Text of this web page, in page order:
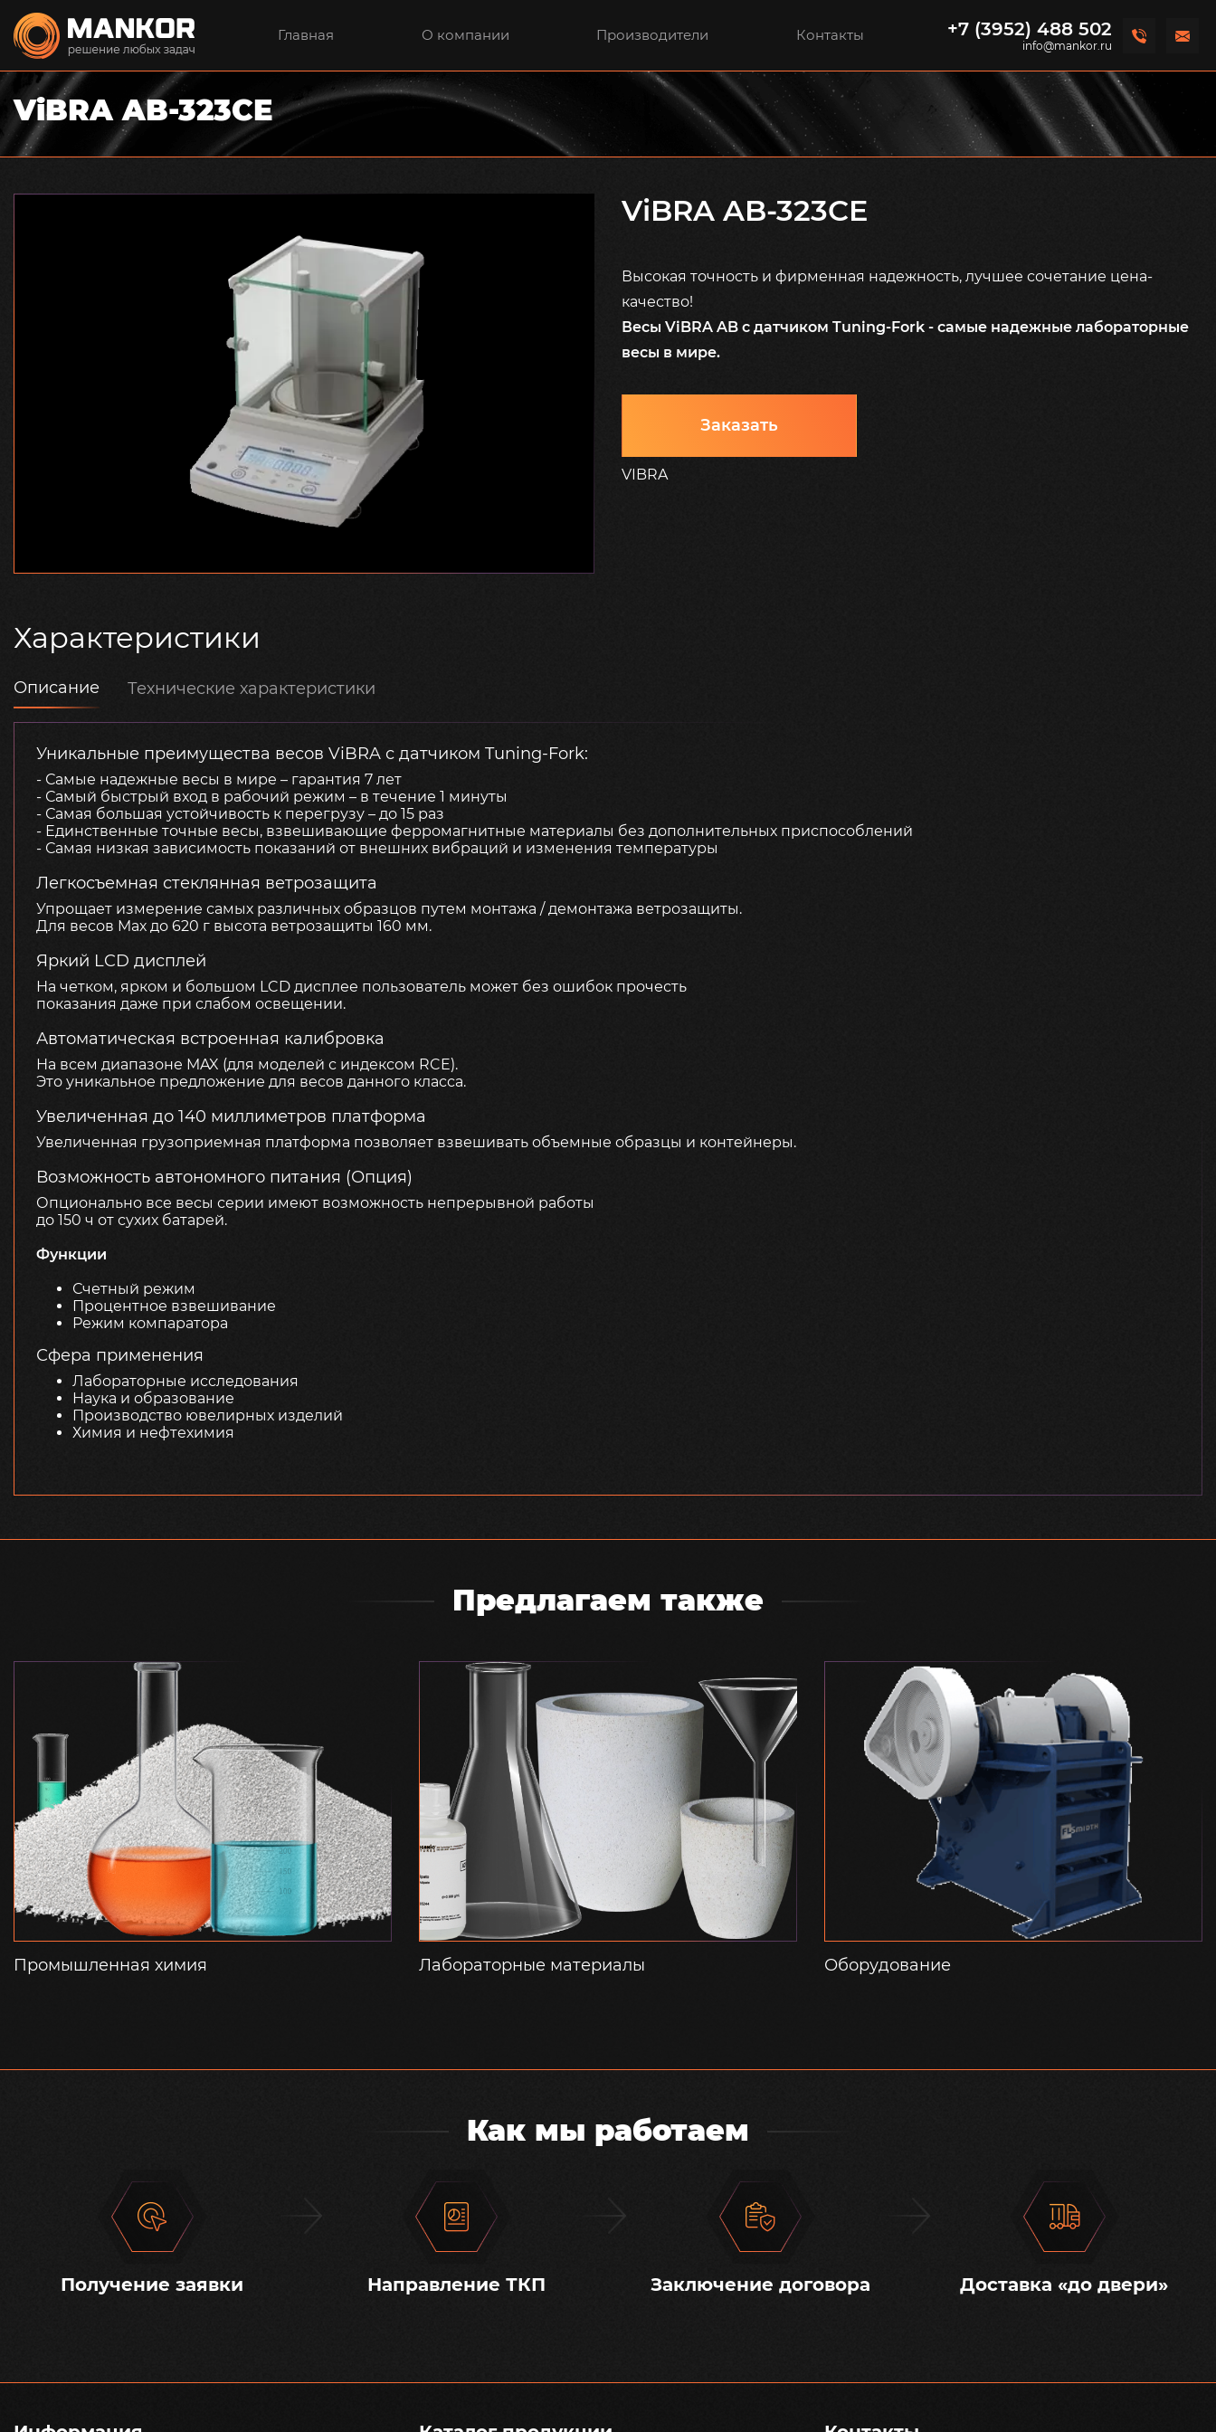
Главная О компании Производители Контакты +7 (3952) 488 502
info@mankor.ru
ViBRA AB-323CE
ViBRA AB-323CE
Высокая точность и фирменная надежность, лучшее сочетание цена-
качество!
Весы ViBRA AB с датчиком Tuning-Fork - самые надежные лабораторные
весы в мире.
Заказать
VIBRA
Характеристики
Описание Технические характеристики
Уникальные преимущества весов ViBRA с датчиком Tuning-Fork:
- Самые надежные весы в мире – гарантия 7 лет
- Самый быстрый вход в рабочий режим – в течение 1 минуты
- Самая большая устойчивость к перегрузу – до 15 раз
- Единственные точные весы, взвешивающие ферромагнитные материалы без дополнительных приспособлений
- Самая низкая зависимость показаний от внешних вибраций и изменения температуры
Легкосъемная стеклянная ветрозащита
Упрощает измерение самых различных образцов путем монтажа / демонтажа ветрозащиты.
Для весов Mах до 620 г высота ветрозащиты 160 мм.
Яркий LCD дисплей
На четком, ярком и большом LCD дисплее пользователь может без ошибок прочесть
показания даже при слабом освещении.
Автоматическая встроенная калибровка
На всем диапазоне MAX (для моделей с индексом RCE).
Это уникальное предложение для весов данного класса.
Увеличенная до 140 миллиметров платформа
Увеличенная грузоприемная платформа позволяет взвешивать объемные образцы и контейнеры.
Возможность автономного питания (Опция)
Опционально все весы серии имеют возможность непрерывной работы
до 150 ч от сухих батарей.
Функции
Счетный режим
Процентное взвешивание
Режим компаратора
Сфера применения
Лабораторные исследования
Наука и образование
Производство ювелирных изделий
Химия и нефтехимия
Предлагаем также
Промышленная химия Лабораторные материалы Оборудование
Как мы работаем
Получение заявки Направление ТКП Заключение договора Доставка «до двери»